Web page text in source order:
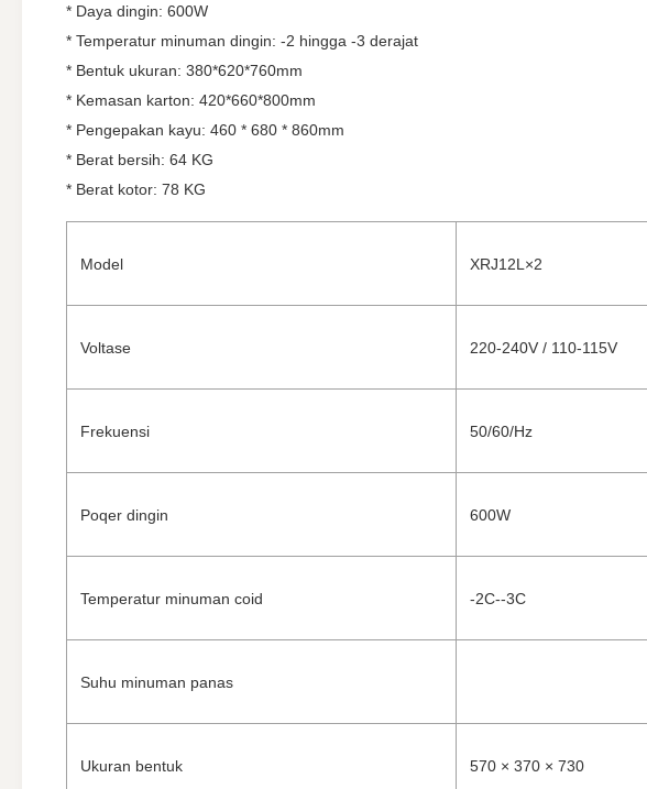
* Daya dingin: 600W
* Temperatur minuman dingin: -2 hingga -3 derajat
* Bentuk ukuran: 380*620*760mm
* Kemasan karton: 420*660*800mm
* Pengepakan kayu: 460 * 680 * 860mm
* Berat bersih: 64 KG
* Berat kotor: 78 KG
Model XRJ12L×2
Voltase 220-240V / 110-115V
Frekuensi 50/60/Hz
Poqer dingin 600W
Temperatur minuman coid -2C--3C
Suhu minuman panas
Ukuran bentuk 570 × 370 × 730